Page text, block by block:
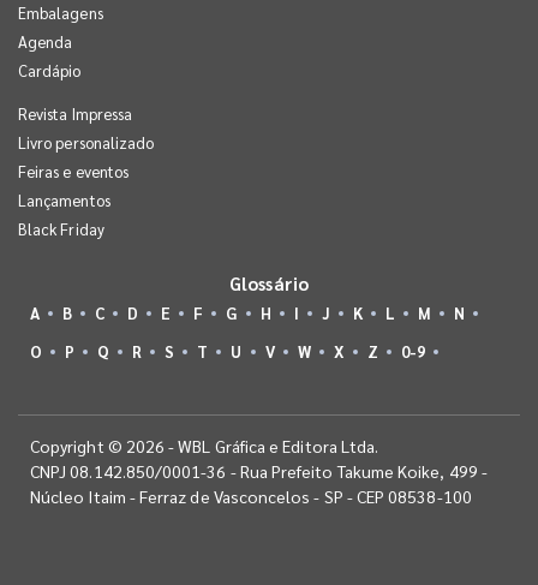
Embalagens
Agenda
Cardápio
Revista Impressa
Livro personalizado
Feiras e eventos
Lançamentos
Black Friday
Glossário
A B C D E F G H I J K L M
N
O
P Q R S T U V W X Z 0-9
Copyright © 2026 - WBL Gráfica e Editora Ltda.
CNPJ 08.142.850/0001-36 - Rua Prefeito Takume Koike, 499 -
Núcleo Itaim - Ferraz de Vasconcelos - SP - CEP 08538-100